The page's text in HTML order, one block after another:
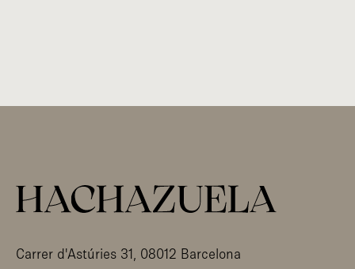
Carrer d'Astúries 31, 08012 Barcelona